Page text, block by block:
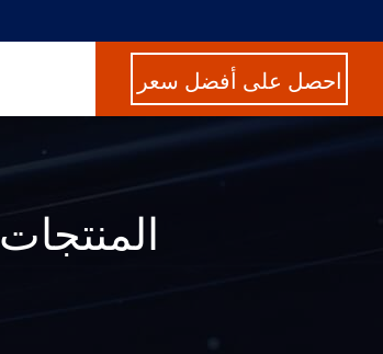
احصل على أفضل سعر
Keywords [ aoi equipment manufacturers ] Match 120 المنتجات